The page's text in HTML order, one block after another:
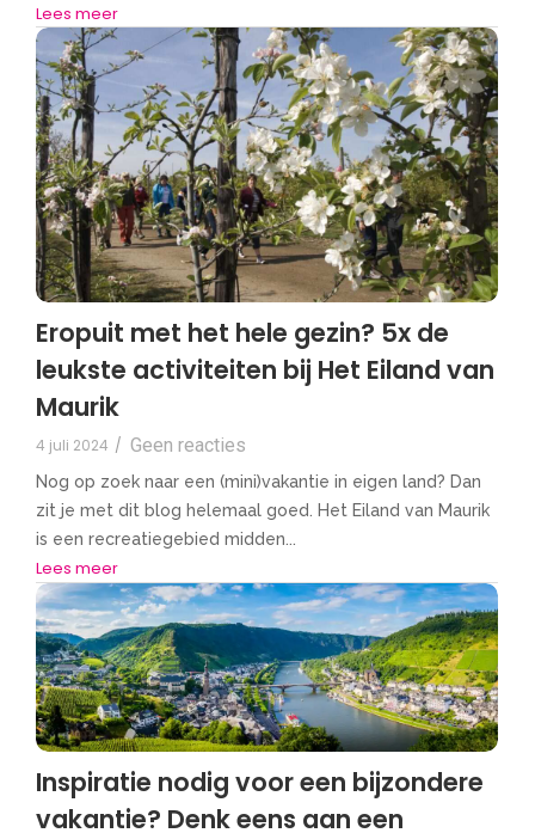
Lees meer
Eropuit met het hele gezin? 5x de
leukste activiteiten bij Het Eiland van
Maurik
4 juli 2024 / Geen reacties
Nog op zoek naar een (mini)vakantie in eigen land? Dan
zit je met dit blog helemaal goed. Het Eiland van Maurik
is een recreatiegebied midden...
Lees meer
Inspiratie nodig voor een bijzondere
vakantie? Denk eens aan een